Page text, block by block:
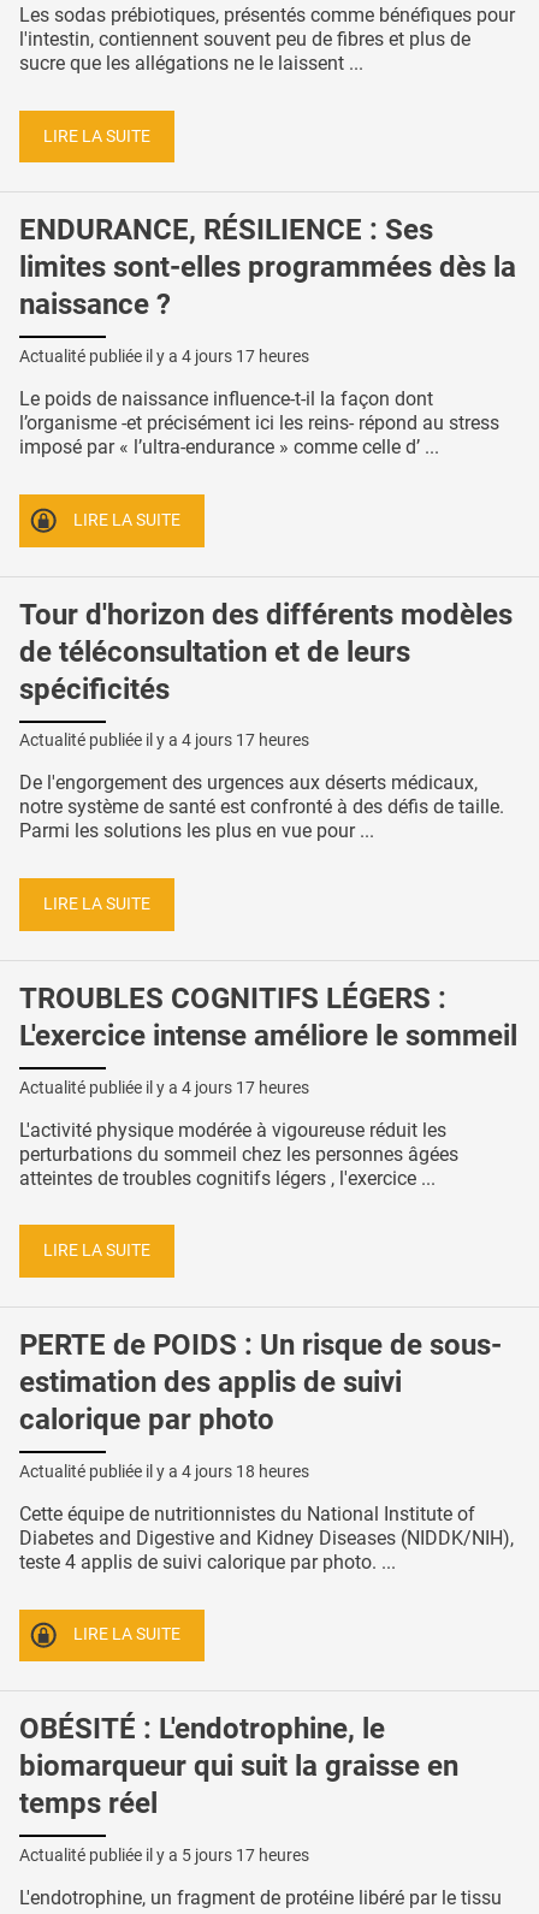
Les sodas prébiotiques, présentés comme bénéfiques pour
l'intestin, contiennent souvent peu de fibres et plus de
sucre que les allégations ne le laissent ...
LIRE LA SUITE
ENDURANCE, RÉSILIENCE : Ses
limites sont-elles programmées dès la
naissance ?
Actualité publiée il y a 4 jours 17 heures
Le poids de naissance influence-t-il la façon dont
l’organisme -et précisément ici les reins- répond au stress
imposé par « l’ultra-endurance » comme celle d’ ...
LIRE LA SUITE
Tour d'horizon des différents modèles
de téléconsultation et de leurs
spécificités
Actualité publiée il y a 4 jours 17 heures
De l'engorgement des urgences aux déserts médicaux,
notre système de santé est confronté à des défis de taille.
Parmi les solutions les plus en vue pour ...
LIRE LA SUITE
TROUBLES COGNITIFS LÉGERS :
L'exercice intense améliore le sommeil
Actualité publiée il y a 4 jours 17 heures
L'activité physique modérée à vigoureuse réduit les
perturbations du sommeil chez les personnes âgées
atteintes de troubles cognitifs légers , l'exercice ...
LIRE LA SUITE
PERTE de POIDS : Un risque de sous-
estimation des applis de suivi
calorique par photo
Actualité publiée il y a 4 jours 18 heures
Cette équipe de nutritionnistes du National Institute of
Diabetes and Digestive and Kidney Diseases (NIDDK/NIH),
teste 4 applis de suivi calorique par photo. ...
LIRE LA SUITE
OBÉSITÉ : L'endotrophine, le
biomarqueur qui suit la graisse en
temps réel
Actualité publiée il y a 5 jours 17 heures
L'endotrophine, un fragment de protéine libéré par le tissu